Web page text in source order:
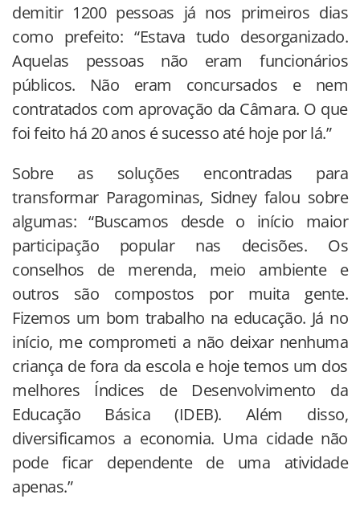
demitir 1200 pessoas já nos primeiros dias
como prefeito: “Estava tudo desorganizado.
Aquelas pessoas não eram funcionários
públicos. Não eram concursados e nem
contratados com aprovação da Câmara. O que
foi feito há 20 anos é sucesso até hoje por lá.”
Sobre as soluções encontradas para
transformar Paragominas, Sidney falou sobre
algumas: “Buscamos desde o início maior
participação popular nas decisões. Os
conselhos de merenda, meio ambiente e
outros são compostos por muita gente.
Fizemos um bom trabalho na educação. Já no
início, me comprometi a não deixar nenhuma
criança de fora da escola e hoje temos um dos
melhores Índices de Desenvolvimento da
Educação Básica (IDEB). Além disso,
diversificamos a economia. Uma cidade não
pode ficar dependente de uma atividade
apenas.”